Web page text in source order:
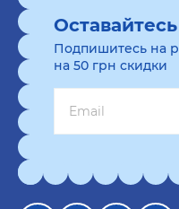
Подпишитесь на
на 50 грн скидки